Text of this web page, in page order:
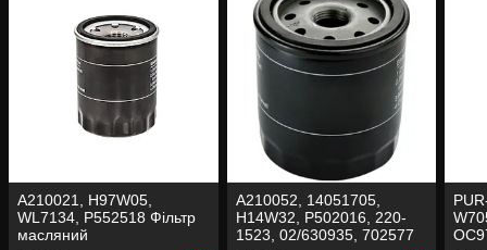
A210021, H97W05,
WL7134, P552518 Фільтр
масляний
A210052, 14051705,
H14W32, P502016, 220-
1523, 02/630935, 702577